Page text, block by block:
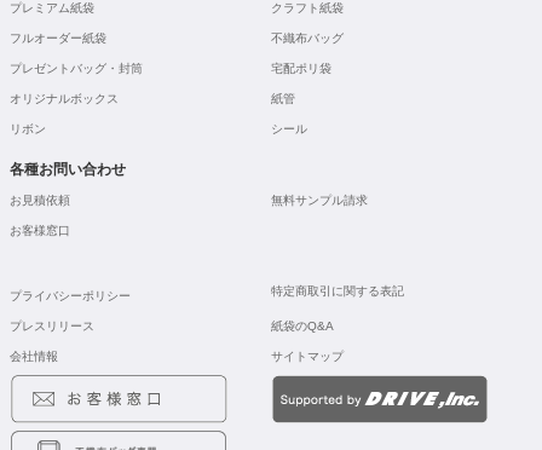
プレミアム紙袋 クラフト紙袋
フルオーダー紙袋 不織布バッグ
プレゼントバッグ・封筒 宅配ポリ袋
オリジナルボックス 紙管
リボン シール
各種お問い合わせ
お見積依頼 無料サンプル請求
お客様窓口
プライバシーポリシー 特定商取引に関する表記
プレスリリース 紙袋のQ&A
会社情報 サイトマップ